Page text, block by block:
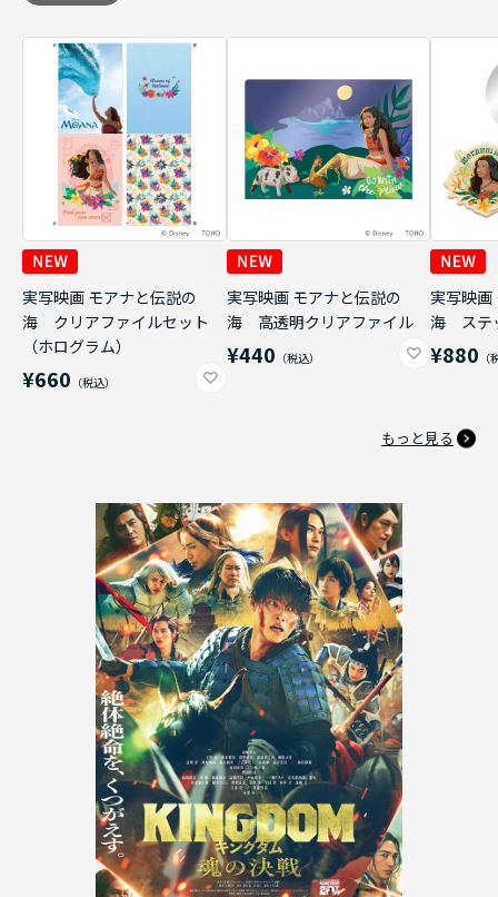
実写映画 モアナと伝説の
海 クリアファイルセット
（ホログラム）
¥660
実写映画 モアナと伝説の
海 高透明クリアファイル
¥440
実写映画
海 ステ
¥880
もっと見る